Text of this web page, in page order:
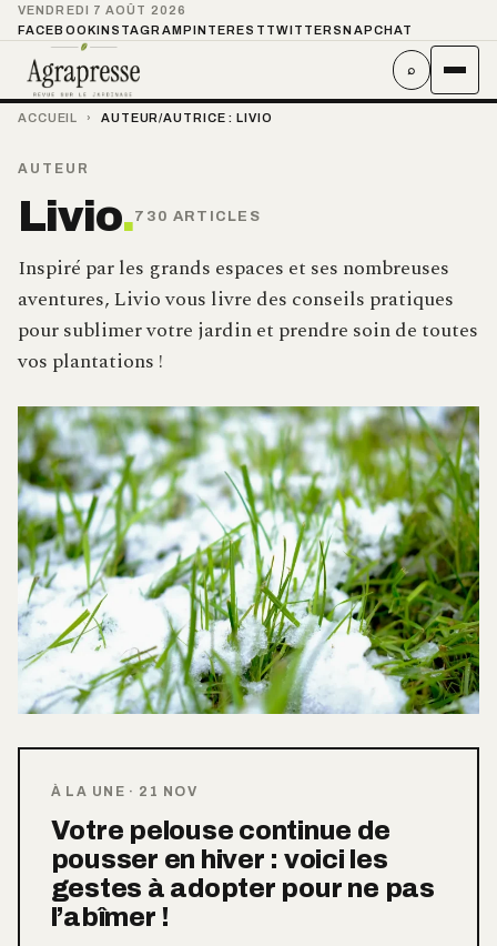
VENDREDI 7 AOÛT 2026
FACEBOOKINSTAGRAMPINTEREST TWITTER SNAPCHAT
⌕
ACCUEIL › AUTEUR/AUTRICE :LIVIO
AUTEUR
Livio.730 ARTICLES
Inspiré par les grands espaces et ses nombreuses
aventures, Livio vous livre des conseils pratiques
pour sublimer votre jardin et prendre soin de toutes
vos plantations !
À LA UNE · 21 NOV
Votre pelouse continue de
pousser en hiver : voici les
gestes à adopter pour ne pas
l’abîmer !